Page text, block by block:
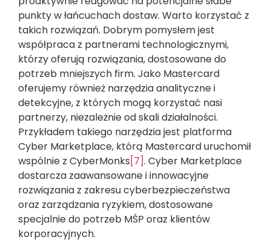
punkty w łańcuchach dostaw. Warto korzystać z
takich rozwiązań. Dobrym pomysłem jest
współpraca z partnerami technologicznymi,
którzy oferują rozwiązania, dostosowane do
potrzeb mniejszych firm. Jako Mastercard
oferujemy również narzędzia analityczne i
detekcyjne, z których mogą korzystać nasi
partnerzy, niezależnie od skali działalności.
Przykładem takiego narzędzia jest platforma
Cyber Marketplace, którą Mastercard uruchomił
wspólnie z CyberMonks[7]. Cyber Marketplace
dostarcza zaawansowane i innowacyjne
rozwiązania z zakresu cyberbezpieczeństwa
oraz zarządzania ryzykiem, dostosowane
specjalnie do potrzeb MŚP oraz klientów
korporacyjnych.